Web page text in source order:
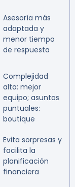
Asesoría más
adaptada y
menor tiempo
de respuesta
Complejidad
alta: mejor
equipo; asuntos
puntuales:
boutique
Evita sorpresas y
facilita la
planificación
financiera